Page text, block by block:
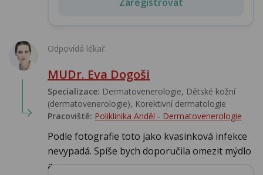
Odpovídá lékař:
MUDr. Eva Dogoši
Specializace: Dermatovenerologie, Dětské kožní
(dermatovenerologie), Korektivní dermatologie
Pracoviště: Poliklinika Anděl - Dermatovenerologie
Podle fotografie toto jako kvasinková infekce
nevypadá. Spíše bych doporučila omezit mýdlo
a s...